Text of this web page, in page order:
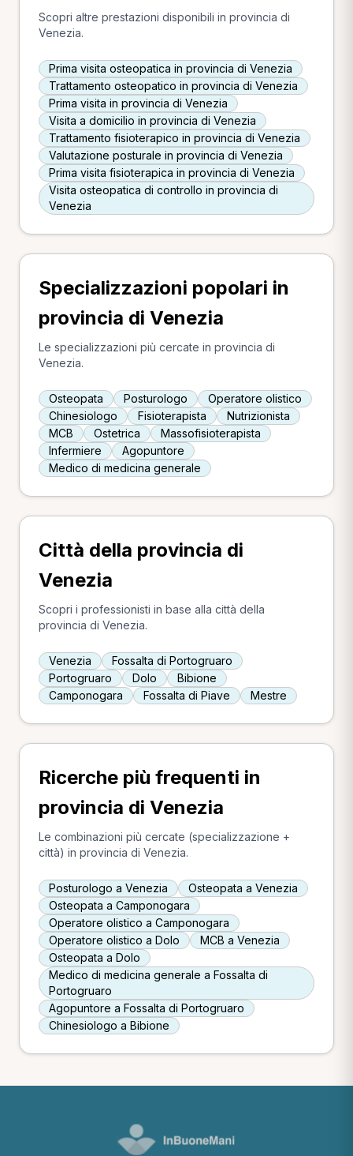
Scopri altre prestazioni disponibili in provincia di
Venezia.
Prima visita osteopatica in provincia di Venezia
Trattamento osteopatico in provincia di Venezia
Prima visita in provincia di Venezia
Visita a domicilio in provincia di Venezia
Trattamento fisioterapico in provincia di Venezia
Valutazione posturale in provincia di Venezia
Prima visita fisioterapica in provincia di Venezia
Visita osteopatica di controllo in provincia di
Venezia
Specializzazioni popolari in
provincia di Venezia
Le specializzazioni più cercate in provincia di
Venezia.
Osteopata Posturologo
Operatore olistico
Chinesiologo
Fisioterapista
Nutrizionista
MCB
Ostetrica
Massofisioterapista
Infermiere
Agopuntore
Medico di medicina generale
Città della provincia di
Venezia
Scopri i professionisti in base alla città della
provincia di Venezia.
Venezia
Fossalta di Portogruaro
Portogruaro
Dolo
Bibione
Camponogara
Fossalta di Piave Mestre
Ricerche più frequenti in
provincia di Venezia
Le combinazioni più cercate (specializzazione +
città) in provincia di Venezia.
Posturologo a Venezia
Osteopata a Venezia
Osteopata a Camponogara
Operatore olistico a Camponogara
Operatore olistico a Dolo
MCB a Venezia
Osteopata a Dolo
Medico di medicina generale a Fossalta di
Portogruaro
Agopuntore a Fossalta di Portogruaro
Chinesiologo a Bibione